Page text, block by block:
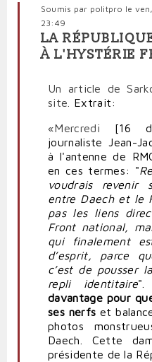
Soumis par politpro le
23:49
LA
À L'HYSTÉRIE
Un article de
site.
Extrait:
«Mercredi [16
journaliste Jean-
à l'antenne de
en ces termes: "
voudrais revenir
entre Daech et le
pas les liens
Front national,
qui finalement
d’esprit, parce
c’est de pousser
repli identitaire".
davantage pour
ses nerfs et
photos
Daech. Cette
présidente de la